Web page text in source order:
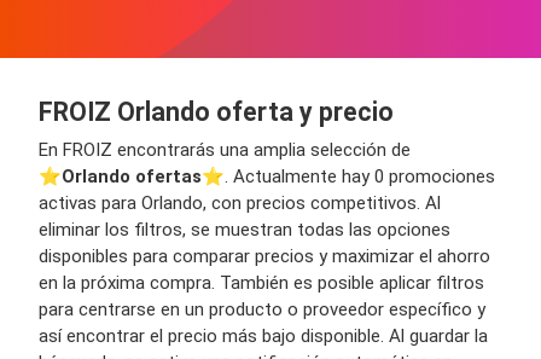
FROIZ Orlando oferta y precio
En FROIZ encontrarás una amplia selección de
⭐️Orlando ofertas⭐️. Actualmente hay 0 promociones
activas para Orlando, con precios competitivos. Al
eliminar los filtros, se muestran todas las opciones
disponibles para comparar precios y maximizar el ahorro
en la próxima compra. También es posible aplicar filtros
para centrarse en un producto o proveedor específico y
así encontrar el precio más bajo disponible. Al guardar la